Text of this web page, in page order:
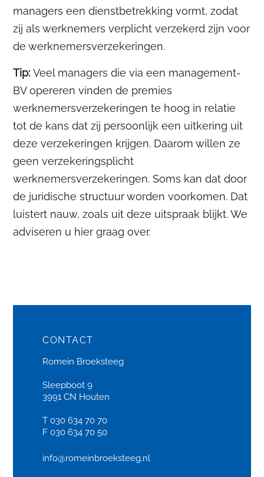
managers een dienstbetrekking vormt, zodat
zij als werknemers verplicht verzekerd zijn voor
de werknemersverzekeringen.
Tip:Veel managers die via een management-
BV opereren vinden de premies
werknemersverzekeringen te hoog in relatie
tot de kans dat zij persoonlijk een uitkering uit
deze verzekeringen krijgen. Daarom willen ze
geen verzekeringsplicht
werknemersverzekeringen. Soms kan dat door
de juridische structuur worden voorkomen. Dat
luistert nauw, zoals uit deze uitspraak blijkt. We
adviseren u hier graag over.
CONTACT
Romein Broeksteeg
Sleepboot 9
3991 CN Houten
T 030 634 70 70
F 030 634 70 50
info@romeinbroeksteeg.nl